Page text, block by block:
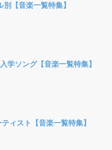
別【音楽一覧特集】
学ソング【音楽一覧特集】
ィスト【音楽一覧特集】